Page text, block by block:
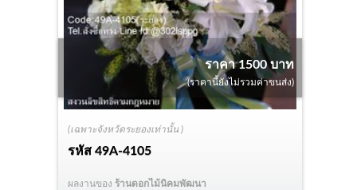
(เฉพาะจังหวัดระยองเท่านั้น )
รหัส49A-4105
ราคา 1500 บาท
(ราคานี้ยังไม่รวมค่าขนส่ง)
ผลงานของ ร้านดอกไม้นิคมพัฒนา